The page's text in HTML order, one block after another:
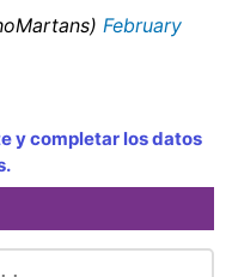
February
y completar los datos